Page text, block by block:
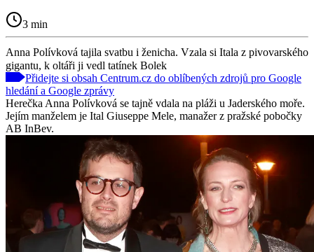
3 min
Anna Polívková tajila svatbu i ženicha. Vzala si Itala z pivovarského
gigantu, k oltáři ji vedl tatínek Bolek
Přidejte si obsah Centrum.cz do oblíbených zdrojů pro Google
hledání a Google zprávy
Herečka Anna Polívková se tajně vdala na pláži u Jaderského moře.
Jejím manželem je Ital Giuseppe Mele, manažer z pražské pobočky
AB InBev.